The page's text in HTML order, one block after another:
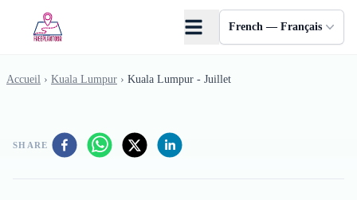
French — Français
Accueil › Kuala Lumpur › Kuala Lumpur - Juillet
SHARE